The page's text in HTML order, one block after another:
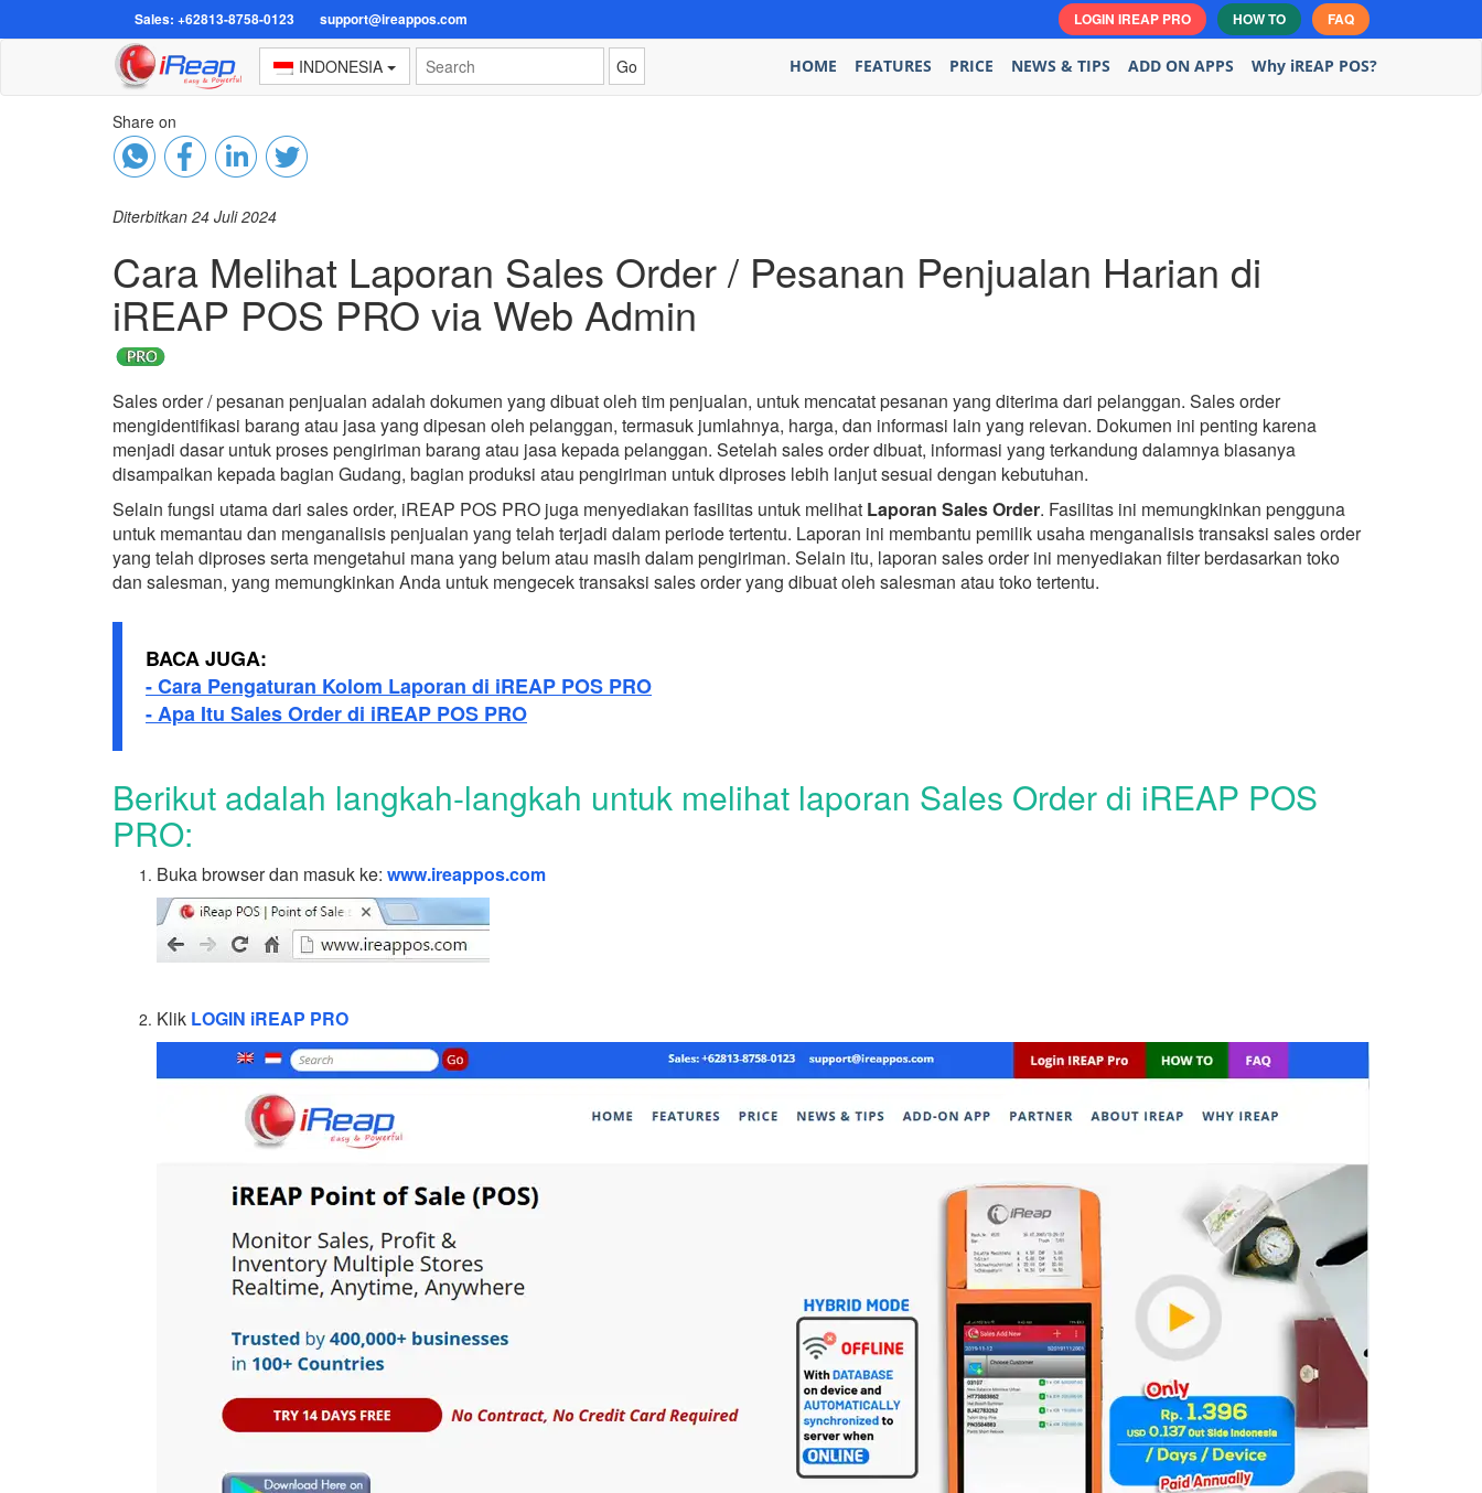
Sales: +62813-8758-0123 support@ireappos.com FAQ
HOW TO
LOGIN IREAP PRO
INDONESIA HOME FEATURES PRICE NEWS & TIPS ADD ON APPS Why iREAP POS?
Share on
Diterbitkan 24 Juli 2024
Cara Melihat Laporan Sales Order / Pesanan Penjualan Harian di
iREAP POS PRO via Web Admin
Sales order / pesanan penjualan adalah dokumen yang dibuat oleh tim penjualan, untuk mencatat pesanan yang diterima dari pelanggan. Sales order
mengidentifikasi barang atau jasa yang dipesan oleh pelanggan, termasuk jumlahnya, harga, dan informasi lain yang relevan. Dokumen ini penting karena
menjadi dasar untuk proses pengiriman barang atau jasa kepada pelanggan. Setelah sales order dibuat, informasi yang terkandung dalamnya biasanya
disampaikan kepada bagian Gudang, bagian produksi atau pengiriman untuk diproses lebih lanjut sesuai dengan kebutuhan.
Selain fungsi utama dari sales order, iREAP POS PRO juga menyediakan fasilitas untuk melihat Laporan Sales Order. Fasilitas ini memungkinkan pengguna
untuk memantau dan menganalisis penjualan yang telah terjadi dalam periode tertentu. Laporan ini membantu pemilik usaha menganalisis transaksi sales order
yang telah diproses serta mengetahui mana yang belum atau masih dalam pengiriman. Selain itu, laporan sales order ini menyediakan filter berdasarkan toko
dan salesman, yang memungkinkan Anda untuk mengecek transaksi sales order yang dibuat oleh salesman atau toko tertentu.
BACA JUGA:
- Cara Pengaturan Kolom Laporan di iREAP POS PRO
- Apa Itu Sales Order di iREAP POS PRO
Berikut adalah langkah-langkah untuk melihat laporan Sales Order di iREAP POS
PRO:
Buka browser dan masuk ke: www.ireappos.com
Klik LOGIN iREAP PRO